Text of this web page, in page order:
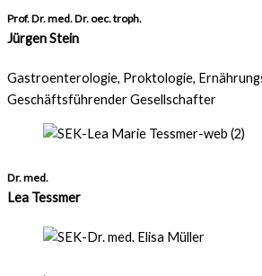
Prof. Dr. med. Dr. oec. troph.
Jürgen Stein
Gastroenterologie, Proktologie,
Geschäftsführender Gesellschafter
Dr. med.
Lea Tessmer